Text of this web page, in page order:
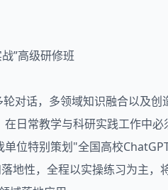
”高级研修班
对话，多领域知识融合以及
日常教学与科研实践工作中
位特别策划"全国高校
地性，全程以实操练习为主，